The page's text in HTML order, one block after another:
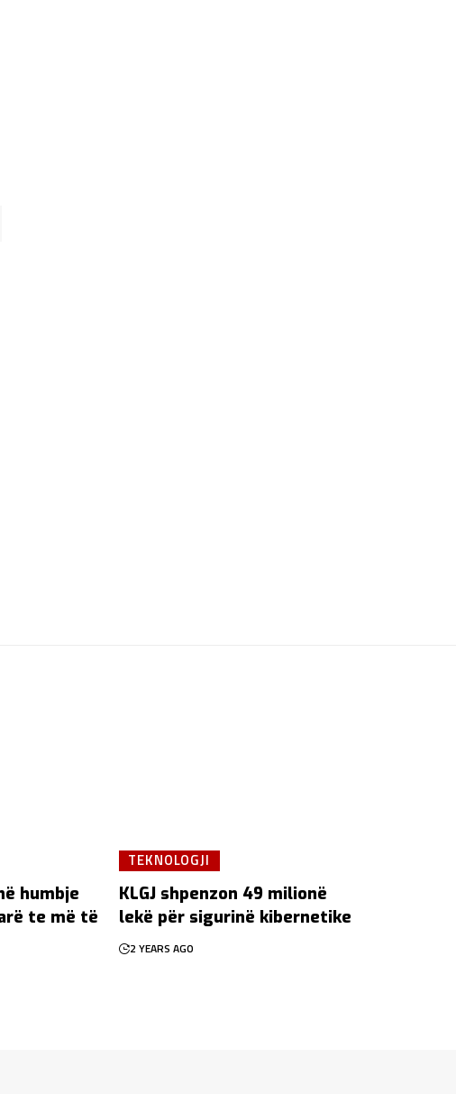
humbje
te më të
TEKNOLOGJI
KLGJ shpenzon 49 milionë
lekë për sigurinë kibernetike
2 YEARS AGO